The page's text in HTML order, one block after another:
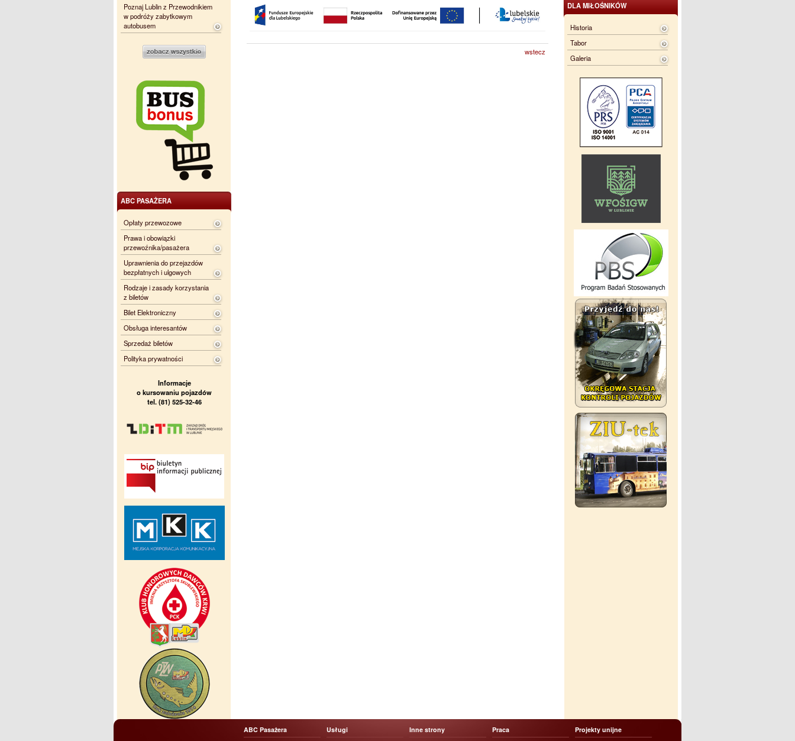
DLA MIŁOŚNIKÓW
Historia
Tabor
Galeria
wstecz
Poznaj Lublin z Przewodnikiem
w podróży zabytkowym
autobusem
ABC PASAŻERA
Opłaty przewozowe
Prawa i obowiązki
przewoźnika/pasażera
Uprawnienia do przejazdów
bezpłatnych i ulgowych
Rodzaje i zasady korzystania
z biletów
Bilet Elektroniczny
Obsługa interesantów
Sprzedaż biletów
Polityka prywatności
Informacje
o kursowaniu pojazdów
tel. (81) 525-32-46
ABC Pasażera Usługi Inne strony Praca Projekty unijne